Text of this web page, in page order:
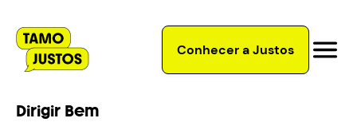
Conhecer a Justos
Dirigir Bem